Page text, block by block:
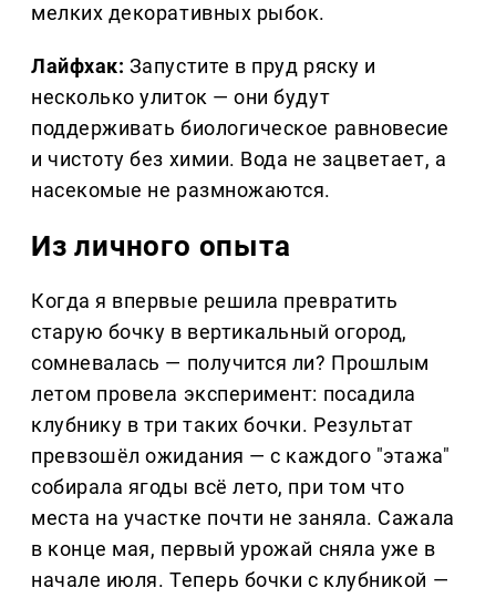
мелких декоративных рыбок.
Лайфхак: Запустите в пруд ряску и
несколько улиток — они будут
поддерживать биологическое равновесие
и чистоту без химии. Вода не зацветает, а
насекомые не размножаются.
Из личного опыта
Когда я впервые решила превратить
старую бочку в вертикальный огород,
сомневалась — получится ли? Прошлым
летом провела эксперимент: посадила
клубнику в три таких бочки. Результат
превзошёл ожидания — с каждого "этажа"
собирала ягоды всё лето, при том что
места на участке почти не заняла. Сажала
в конце мая, первый урожай сняла уже в
начале июля. Теперь бочки с клубникой —